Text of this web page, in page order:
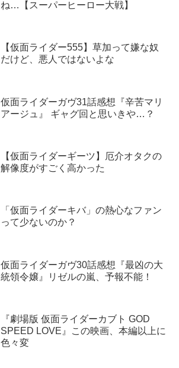
ね…【スーパーヒーロー大戦】
【仮面ライダー555】草加って嫌な奴
だけど、悪人ではないよな
仮面ライダーガヴ31話感想『辛苦マリ
アージュ』 ギャグ回と思いきや…？
【仮面ライダーギーツ】厄介オタクの
解像度がすごく高かった
「仮面ライダーキバ」の熱心なファン
って少ないのか？
仮面ライダーガヴ30話感想『最凶の大
統領令嬢』リゼルの嵐、予報不能！
『劇場版 仮面ライダーカブト GOD
SPEED LOVE』この映画、本編以上に
色々変